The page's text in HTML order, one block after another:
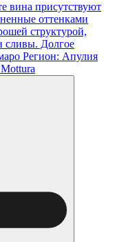
вина присутствуют
оттенками
структурой,
сливы. Долгое
Регион: Апулия